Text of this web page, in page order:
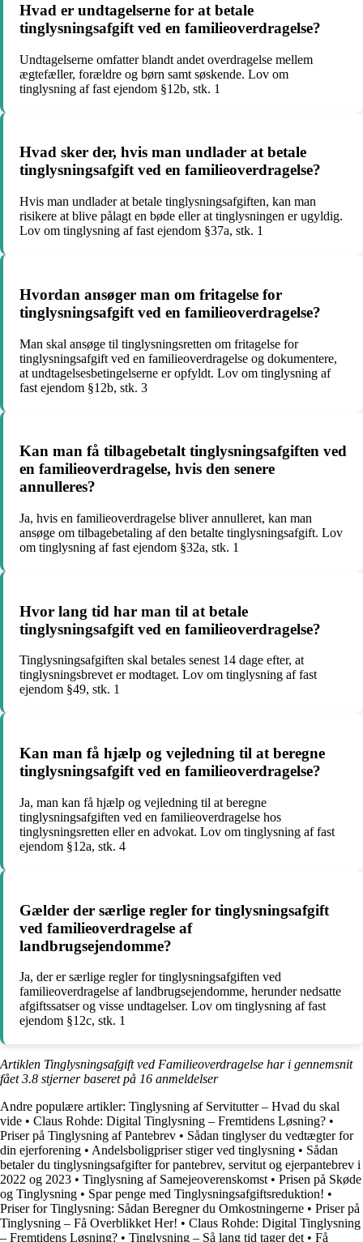
Hvad er undtagelserne for at betale
tinglysningsafgift ved en familieoverdragelse?
Undtagelserne omfatter blandt andet overdragelse mellem
ægtefæller, forældre og børn samt søskende. Lov om
tinglysning af fast ejendom §12b, stk. 1
Hvad sker der, hvis man undlader at betale
tinglysningsafgift ved en familieoverdragelse?
Hvis man undlader at betale tinglysningsafgiften, kan man
risikere at blive pålagt en bøde eller at tinglysningen er ugyldig.
Lov om tinglysning af fast ejendom §37a, stk. 1
Hvordan ansøger man om fritagelse for
tinglysningsafgift ved en familieoverdragelse?
Man skal ansøge til tinglysningsretten om fritagelse for
tinglysningsafgift ved en familieoverdragelse og dokumentere,
at undtagelsesbetingelserne er opfyldt. Lov om tinglysning af
fast ejendom §12b, stk. 3
Kan man få tilbagebetalt tinglysningsafgiften ved
en familieoverdragelse, hvis den senere
annulleres?
Ja, hvis en familieoverdragelse bliver annulleret, kan man
ansøge om tilbagebetaling af den betalte tinglysningsafgift. Lov
om tinglysning af fast ejendom §32a, stk. 1
Hvor lang tid har man til at betale
tinglysningsafgift ved en familieoverdragelse?
Tinglysningsafgiften skal betales senest 14 dage efter, at
tinglysningsbrevet er modtaget. Lov om tinglysning af fast
ejendom §49, stk. 1
Kan man få hjælp og vejledning til at beregne
tinglysningsafgift ved en familieoverdragelse?
Ja, man kan få hjælp og vejledning til at beregne
tinglysningsafgiften ved en familieoverdragelse hos
tinglysningsretten eller en advokat. Lov om tinglysning af fast
ejendom §12a, stk. 4
Gælder der særlige regler for tinglysningsafgift
ved familieoverdragelse af
landbrugsejendomme?
Ja, der er særlige regler for tinglysningsafgiften ved
familieoverdragelse af landbrugsejendomme, herunder nedsatte
afgiftssatser og visse undtagelser. Lov om tinglysning af fast
ejendom §12c, stk. 1
Artiklen Tinglysningsafgift ved Familieoverdragelse har i gennemsnit
fået3.8 stjerner baseret på 16 anmeldelser
Andre populære artikler: Tinglysning af Servitutter – Hvad du skal
vide • Claus Rohde: Digital Tinglysning – Fremtidens Løsning? •
Priser på Tinglysning af Pantebrev • Sådan tinglyser du vedtægter for
din ejerforening • Andelsboligpriser stiger ved tinglysning • Sådan
betaler du tinglysningsafgifter for pantebrev, servitut og ejerpantebrev i
2022 og 2023 • Tinglysning af Samejeoverenskomst • Prisen på Skøde
og Tinglysning • Spar penge med Tinglysningsafgiftsreduktion! •
Priser for Tinglysning: Sådan Beregner du Omkostningerne • Priser på
Tinglysning – Få Overblikket Her! • Claus Rohde: Digital Tinglysning
– Fremtidens Løsning? • Tinglysning – Så lang tid tager det • Få